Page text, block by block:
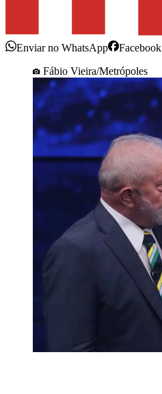
Enviar no WhatsApp Facebook
Fábio Vieira/Metrópoles